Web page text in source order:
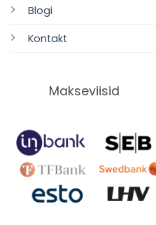
Blogi
Kontakt
Makseviisid